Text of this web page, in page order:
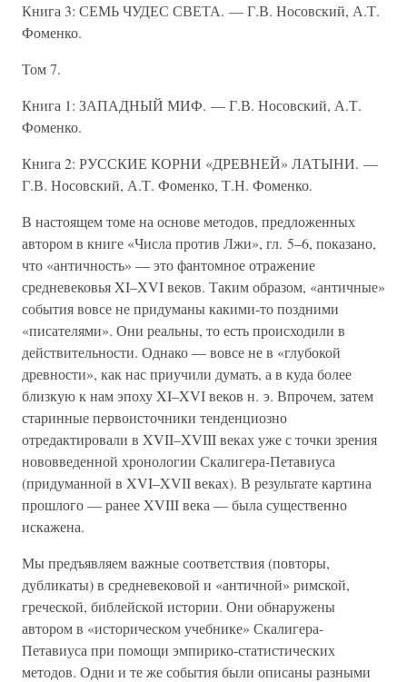
Книга 3: СЕМЬ ЧУДЕС СВЕТА. — Г.В. Носовский, А.Т.
Фоменко.
Том 7.
Книга 1: ЗАПАДНЫЙ МИФ. — Г.В. Носовский, А.Т.
Фоменко.
Книга 2: РУССКИЕ КОРНИ «ДРЕВНЕЙ» ЛАТЫНИ. —
Г.В. Носовский, А.Т. Фоменко, Т.Н. Фоменко.
В настоящем томе на основе методов, предложенных
автором в книге «Числа против Лжи», гл. 5–6, показано,
что «античность» — это фантомное отражение
средневековья XI–XVI веков. Таким образом, «античные»
события вовсе не придуманы какими-то поздними
«писателями». Они реальны, то есть происходили в
действительности. Однако — вовсе не в «глубокой
древности», как нас приучили думать, а в куда более
близкую к нам эпоху XI–XVI веков н. э. Впрочем, затем
старинные первоисточники тенденциозно
отредактировали в XVII–XVIII веках уже с точки зрения
нововведенной хронологии Скалигера-Петавиуса
(придуманной в XVI–XVII веках). В результате картина
прошлого — ранее XVIII века — была существенно
искажена.
Мы предъявляем важные соответствия (повторы,
дубликаты) в средневековой и «античной» римской,
греческой, библейской истории. Они обнаружены
автором в «историческом учебнике» Скалигера-
Петавиуса при помощи эмпирико-статистических
методов. Одни и те же события были описаны разными